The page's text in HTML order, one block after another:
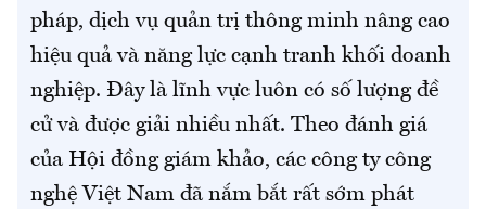
pháp, dịch vụ quản trị thông minh nâng cao
hiệu quả và năng lực cạnh tranh khối doanh
nghiệp. Đây là lĩnh vực luôn có số lượng đề
cử và được giải nhiều nhất. Theo đánh giá
của Hội đồng giám khảo, các công ty công
nghệ Việt Nam đã nắm bắt rất sớm phát